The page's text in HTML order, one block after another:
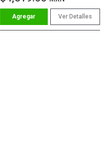
Ver Detalles